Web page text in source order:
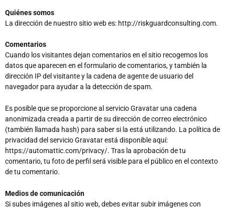
Quiénes somos
La dirección de nuestro sitio web es: http://riskguardconsulting.com.
Comentarios
Cuando los visitantes dejan comentarios en el sitio recogemos los
datos que aparecen en el formulario de comentarios, y también la
dirección IP del visitante y la cadena de agente de usuario del
navegador para ayudar a la detección de spam.
Es posible que se proporcione al servicio Gravatar una cadena
anonimizada creada a partir de su dirección de correo electrónico
(también llamada hash) para saber si la está utilizando. La política de
privacidad del servicio Gravatar está disponible aquí:
https://automattic.com/privacy/. Tras la aprobación de tu
comentario, tu foto de perfil será visible para el público en el contexto
de tu comentario.
Medios de comunicación
Si subes imágenes al sitio web, debes evitar subir imágenes con